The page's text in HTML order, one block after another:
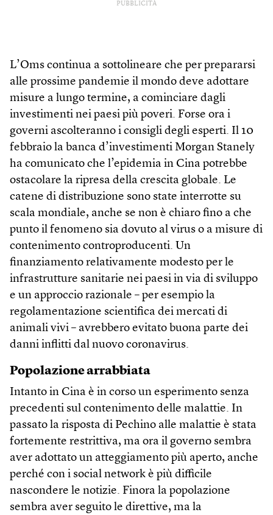
PUBBLICITÀ
L’Oms continua a sottolineare che per prepararsi
alle prossime pandemie il mondo deve adottare
misure a lungo termine, a cominciare dagli
investimenti nei paesi più poveri. Forse ora i
governi ascolteranno i consigli degli esperti. Il 10
febbraio la banca d’investimenti Morgan Stanely
ha comunicato che l’epidemia in Cina potrebbe
ostacolare la ripresa della crescita globale. Le
catene di distribuzione sono state interrotte su
scala mondiale, anche se non è chiaro fino a che
punto il fenomeno sia dovuto al virus o a misure di
contenimento controproducenti. Un
finanziamento relativamente modesto per le
infrastrutture sanitarie nei paesi in via di sviluppo
e un approccio razionale – per esempio la
regolamentazione scientifica dei mercati di
animali vivi – avrebbero evitato buona parte dei
danni inflitti dal nuovo coronavirus.
Popolazione arrabbiata
Intanto in Cina è in corso un esperimento senza
precedenti sul contenimento delle malattie. In
passato la risposta di Pechino alle malattie è stata
fortemente restrittiva, ma ora il governo sembra
aver adottato un atteggiamento più aperto, anche
perché con i social network è più difficile
nascondere le notizie. Finora la popolazione
sembra aver seguito le direttive, ma la